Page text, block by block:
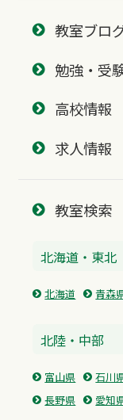
教室ブロ
勉強・受
高校情報
求人情報
教室検索
北海道・東北
北海道 青森
北陸・中部
富山県 石川
長野県
愛知